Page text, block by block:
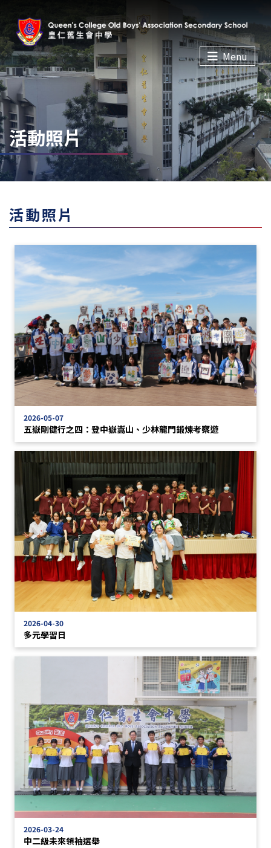
Menu
活動照片
活動照片
2026-05-07
五嶽剛健行之四：登中嶽嵩山、少林龍門鍛煉考察遊
2026-04-30
多元學習日
2026-03-24
中二級未來領袖選舉